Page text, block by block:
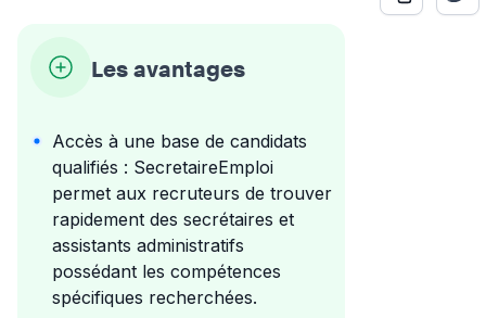
Les avantages
Accès à une base de candidats
qualifiés : SecretaireEmploi
permet aux recruteurs de trouver
rapidement des secrétaires et
assistants administratifs
possédant les compétences
spécifiques recherchées.